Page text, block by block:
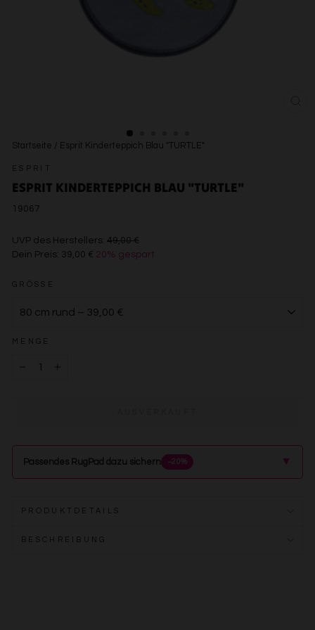
Startseite / Esprit Kinderteppich Blau "TURTLE"
ESPRIT
ESPRIT KINDERTEPPICH BLAU "TURTLE"
19067
UVP des Herstellers: 49,00 €€49,00
Dein Preis: 39,00 € 20% gespart
GRÖSSE
MENGE
Passendes RugPad dazu sichern −20% ▲
PRODUKTDETAILS
BESCHREIBUNG